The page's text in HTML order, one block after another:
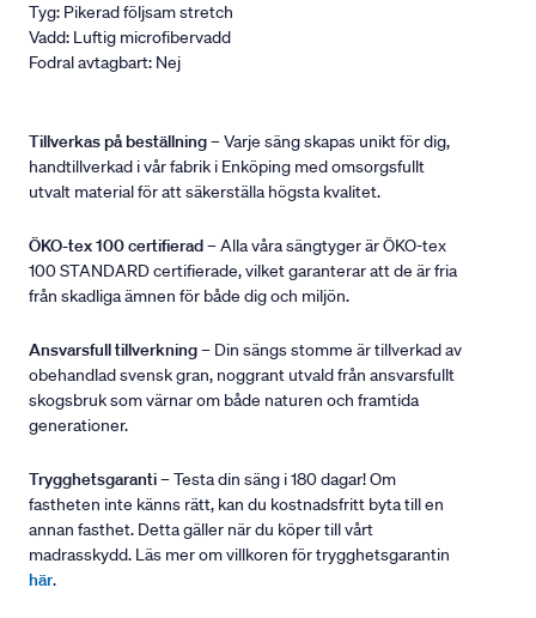
Tyg: Pikerad följsam stretch
Vadd: Luftig microfibervadd
Fodral avtagbart: Nej
Tillverkas på beställning– Varje säng skapas unikt för dig,
handtillverkad i vår fabrik i Enköping med omsorgsfullt
utvalt material för att säkerställa högsta kvalitet.
ÖKO-tex 100 certifierad– Alla våra sängtyger är ÖKO-tex
100 STANDARD certifierade, vilket garanterar att de är fria
från skadliga ämnen för både dig och miljön.
Ansvarsfull tillverkning– Din sängs stomme är tillverkad av
obehandlad svensk gran, noggrant utvald från ansvarsfullt
skogsbruk som värnar om både naturen och framtida
generationer.
Trygghetsgaranti– Testa din säng i 180 dagar! Om
fastheten inte känns rätt, kan du kostnadsfritt byta till en
annan fasthet. Detta gäller när du köper till vårt
madrasskydd. Läs mer om villkoren för trygghetsgarantin
här.